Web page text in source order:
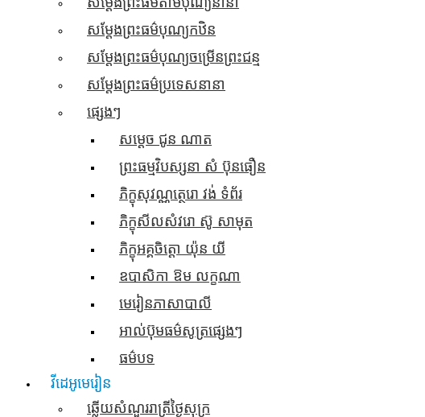
សម្តែងព្រះធម៌បុណ្យកឋិន
សម្តែងព្រះធម៌បុណ្យចម្រើនព្រះជន្ម
សម្តែងព្រះធម៌ប្រទេសនានា
ផ្សេងៗ
សម្តេច ជូន ណាត
ព្រះធម្មវិបស្សនា សំ ប៊ុនធឿន
ភិក្ខុសុវណ្ណត្ថេរោ វង់ ទំព័រ
ភិក្ខុសីលសំវរោ ស៊ូ សាមុត
ភិក្ខុអគ្គចិត្តោ យ៉ុន យី
ឧបាសិកា ឱម លក្ខណា
មេរៀនភាសាបាលី
អាល់ប៊ុមធម៌សូត្រផ្សេងៗ
ធម៌បទ
វីដេអូមេរៀន
ឆ្លើយសំណួររាត្រីថ្ងៃសុក្រ